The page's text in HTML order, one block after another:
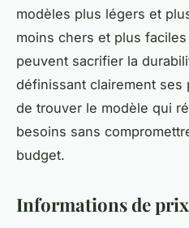
modèles plus légers et
moins chers et plus
peuvent sacrifier la
définissant clairement
de trouver le modèle qui
besoins sans
budget.
Informations de prix